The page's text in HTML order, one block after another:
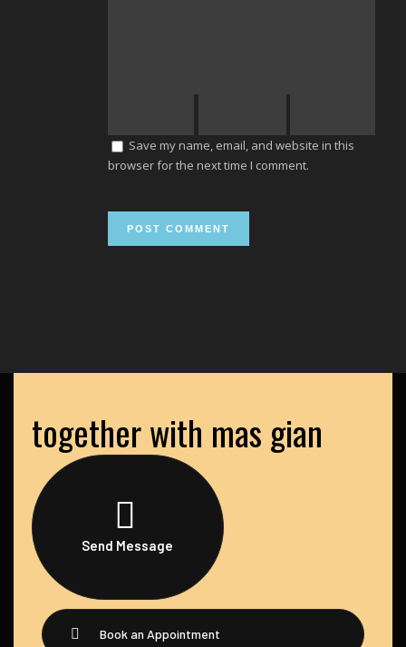
Save my name, email, and website in this
browser for the next time I comment.
together with mas gian
Send Message
Book an Appointment